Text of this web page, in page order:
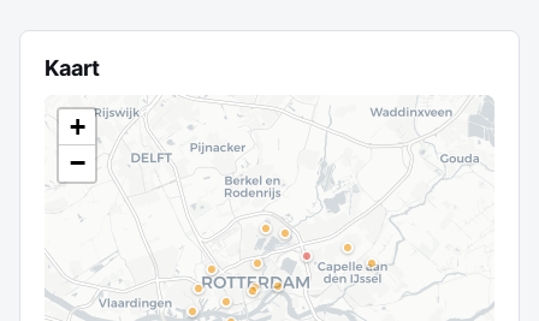
Kaart
+
−